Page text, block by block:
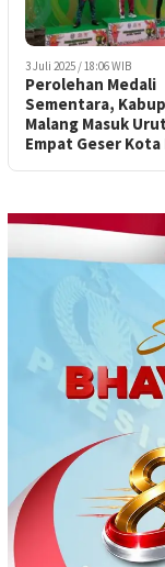
3 Juli 2025 / 18:06 WIB
Perolehan Medali
Sementara,
Malang Masuk
Empat Geser